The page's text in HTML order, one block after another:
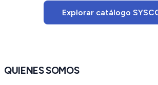
Explorar catálogo
QUIENES SOMOS